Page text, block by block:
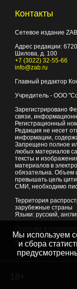
Контакты
Сетевое издание
Адрес редакции:
Шилова, д. 100
+7 (3022) 32-55-66
info@zab.ru
Главный редактор
Учредитель - ООО
Зарегистрировано
связи,
Регистрационный
Редакция не несет
информации,
Запрещено полное
любых материалов
тексты и
материалов в
обязательна. Объем
превышать цель
СМИ, необходимо
Территория
зарубежные страны
Языки: русский,
© 2007 - 2026Портал
Мы используем
и сбора